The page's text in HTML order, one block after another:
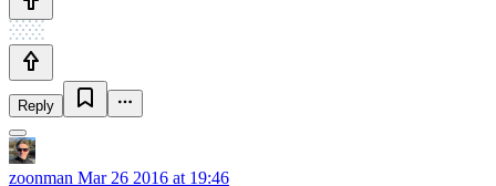
Reply
zoonman Mar 26 2016 at 19:46